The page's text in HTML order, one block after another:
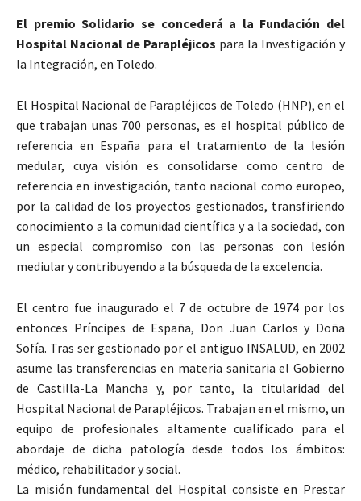
El premio Solidario se concederá a la Fundación del
Hospital Nacional de Parapléjicos para la Investigación y
la Integración, en Toledo.
El Hospital Nacional de Parapléjicos de Toledo (HNP), en el
que trabajan unas 700 personas, es el hospital público de
referencia en España para el tratamiento de la lesión
medular, cuya visión es consolidarse como centro de
referencia en investigación, tanto nacional como europeo,
por la calidad de los proyectos gestionados, transfiriendo
conocimiento a la comunidad científica y a la sociedad, con
un especial compromiso con las personas con lesión
mediular y contribuyendo a la búsqueda de la excelencia.
El centro fue inaugurado el 7 de octubre de 1974 por los
entonces Príncipes de España, Don Juan Carlos y Doña
Sofía. Tras ser gestionado por el antiguo INSALUD, en 2002
asume las transferencias en materia sanitaria el Gobierno
de Castilla-La Mancha y, por tanto, la titularidad del
Hospital Nacional de Parapléjicos. Trabajan en el mismo, un
equipo de profesionales altamente cualificado para el
abordaje de dicha patología desde todos los ámbitos:
médico, rehabilitador y social.
La misión fundamental del Hospital consiste en Prestar